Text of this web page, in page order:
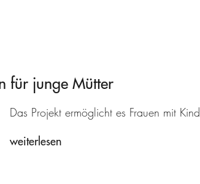
für junge Mütter
Das Projekt ermöglicht es Frauen mit
weiterlesen